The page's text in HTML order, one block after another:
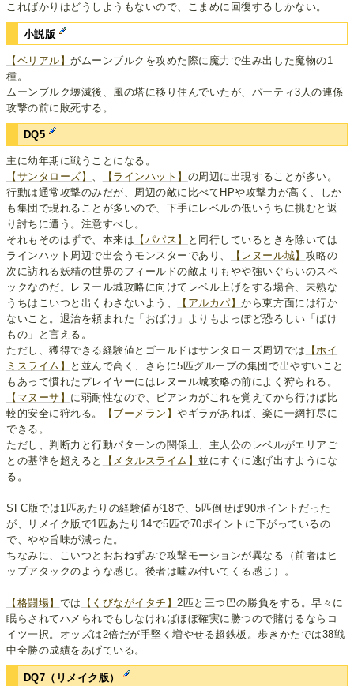
こればかりはどうしようもないので、こまめに回復するしかない。
小説版
【ベリアル】がムーンブルクを攻めた際に魔力で生み出した魔物の1
種。
ムーンブルク壊滅後、風の塔に移り住んでいたが、パーティ3人の連係
攻撃の前に敗死する。
DQ5
主に幼年期に戦うことになる。
【サンタローズ】
【ラインハット】 の周辺に出現することが多い。
行動は通常攻撃のみだが、周辺の敵に比べてHPや攻撃力が高く、しか
も集団で現れることが多いので、下手にレベルの低いうちに挑むと返
り討ちに遭う。注意すべし。
それもそのはずで、本来は 【パパス】
と同行しているときを除いては
ラインハット周辺で出会うモンスターであり、
【レヌール城】 攻略の
次に訪れる妖精の世界のフィールドの敵よりもやや強いぐらいのスペ
ックなのだ。レヌール城攻略に向けてレベル上げをする場合、未熟な
うちはこいつと出くわさないよう、
【アルカパ】から東方面には行か
ないこと。退治を頼まれた「おばけ」よりもよっぽど恐ろしい「ばけ
もの」と言える。
ただし、獲得できる経験値とゴールドはサンタローズ周辺では
【ホイ
ミスライム】
と並んで高く、さらに5匹グループの集団で出やすいこと
もあって慣れたプレイヤーにはレヌール城攻略の前によく狩られる。
【マヌーサ】 に弱耐性なので、ビアンカがこれを覚えてから行けば比
較的安全に狩れる。
【ブーメラン】やギラがあれば、楽に一網打尽に
できる。
ただし、判断力と行動パターンの関係上、主人公のレベルがエリアご
との基準を超えると
【メタルスライム】並にすぐに逃げ出すようにな
る。
SFC版では1匹あたりの経験値が18で、5匹倒せば90ポイントだった
が、リメイク版で1匹あたり14で5匹で70ポイントに下がっているの
で、やや旨味が減った。
ちなみに、こいつとおおねずみで攻撃モーションが異なる（前者はヒ
ップアタックのような感じ。後者は噛み付いてくる感じ）。
【格闘場】 では 【くびながイタチ】 2匹と三つ巴の勝負をする。早々に
眠らされてハメられでもしなければほぼ確実に勝つので賭けるならコ
イツ一択。オッズは2倍だが手堅く増やせる超鉄板。歩きかたでは38戦
中全勝の成績をあげている。
DQ7（リメイク版）